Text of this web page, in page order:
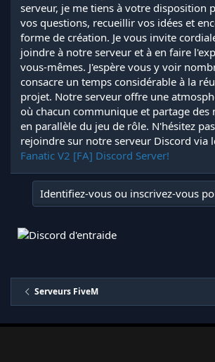
serveur, je me tiens à votre disposition
vos questions, recueillir vos idées et
forme de création. Je vous invite
joindre à notre serveur et à en faire
vous-mêmes. J'espère vous y voir
consacre un temps considérable à la
projet. Notre serveur offre une
où chacun communique et partage des
en parallèle du jeu de rôle. N'hésitez
rejoindre sur notre serveur Discord via
Fanatic V2 [FA] Discord Server!
Identifiez-vous ou inscrivez-vous
Serveurs FiveM